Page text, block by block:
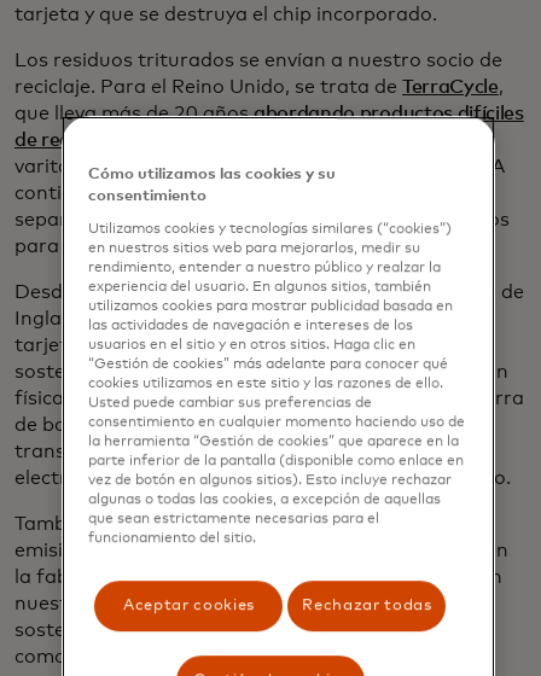
tarjeta y que se destruya el chip incorporado.
Los residuos triturados se envían a nuestro socio de
reciclaje. Para el Reino Unido, se trata de TerraCycle,
que lleva más de 20 añosabordando productos difíciles
de reciclar
varitas de rímel, filtros de agua y cápsulas de café. A
continuación, los residuos de cartón triturado se
separan y el plástico se reforma en gránulos y polvos
para reutilizarlos en otros productos.
Desde 2018, nuestrolaboratorio DigiSecen el norte de
Inglaterra estuvo explorando formas de reciclar
tarjetas de plástico y desarrollar tarjetas más
sostenibles mediante el escrutinio de su composición
física y química: rechinarlas y molerlas, usar una sierra
de borde de diamante para exponer la sección
transversal, examinarlas bajo un microscopio
electrónico de barrido y un espectrómetro infrarrojo.
También analizamos la cantidad de energía, las
emisiones de carbono y los desechos involucrados en
la fabricación de tarjetas. Aquellos que cumplen con
nuestros estrictos estándares de una tarjeta
sostenible obtienen nuestra insignia de aprobación
como tarjeta ecológica.
Cómo utilizamos las cookies y su
consentimiento
Utilizamos cookies y tecnologías similares (“cookies”)
en nuestros sitios web para mejorarlos, medir su
rendimiento, entender a nuestro público y realzar la
experiencia del usuario. En algunos sitios, también
utilizamos cookies para mostrar publicidad basada en
las actividades de navegación e intereses de los
usuarios en el sitio y en otros sitios. Haga clic en
“Gestión de cookies” más adelante para conocer qué
cookies utilizamos en este sitio y las razones de ello.
Usted puede cambiar sus preferencias de
consentimiento en cualquier momento haciendo uso de
la herramienta “Gestión de cookies” que aparece en la
parte inferior de la pantalla (disponible como enlace en
vez de botón en algunos sitios). Esto incluye rechazar
algunas o todas las cookies, a excepción de aquellas
que sean estrictamente necesarias para el
funcionamiento del sitio.
Aceptar cookies Rechazar todas